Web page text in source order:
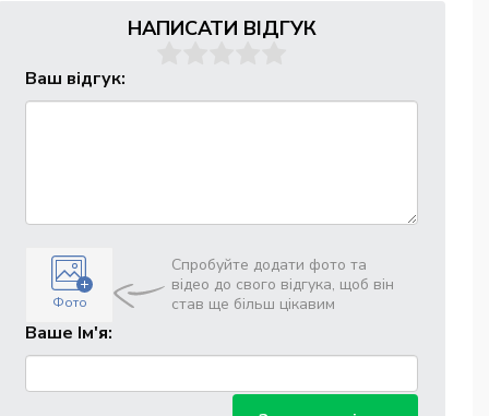
НАПИСАТИ ВІДГУК
Ваш відгук:
Фото
Спробуйте додати фото та
відео до свого відгука, щоб він
став ще більш цікавим
Ваше Ім'я: